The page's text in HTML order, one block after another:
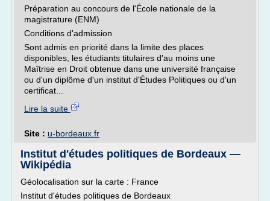
Préparation au concours de l'École nationale de la
magistrature (ENM)
Conditions d'admission
Sont admis en priorité dans la limite des places
disponibles, les étudiants titulaires d'au moins une
Maîtrise en Droit obtenue dans une université française
ou d'un diplôme d'un institut d'Études Politiques ou d'un
certificat...
Lire la suite
Site : u-bordeaux.fr
Institut d'études politiques de Bordeaux —
Wikipédia
Géolocalisation sur la carte : France
Institut d'études politiques de Bordeaux